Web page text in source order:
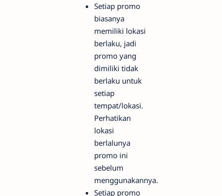
Setiap promo
biasanya
memiliki lokasi
berlaku, jadi
promo yang
dimiliki tidak
berlaku untuk
setiap
tempat/lokasi.
Perhatikan
lokasi
berlalunya
promo ini
sebelum
menggunakannya.
Setiap promo